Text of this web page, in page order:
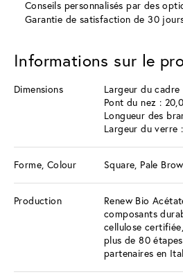
Conseils personnalisés par des
Garantie de satisfaction de 30
Informations sur le
Dimensions
Largeur du cadre
Pont du nez :
Longueur des
Largeur du verre
Forme, Colour Square, Pale
Production
Renew Bio
composants
cellulose
plus de 80
partenaires en